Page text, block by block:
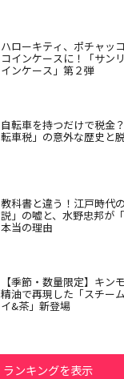
ハローキティ、ポチャッ
コインケースに！「サン
インケース」第２弾
自転車を持つだけで税金
転車税」の意外な歴史と
教科書と違う！江戸時代
説」の嘘と、水野忠邦が
本当の理由
【季節・数量限定】キン
精油で再現した「スチー
イ&茶」新登場
ランキングを表示